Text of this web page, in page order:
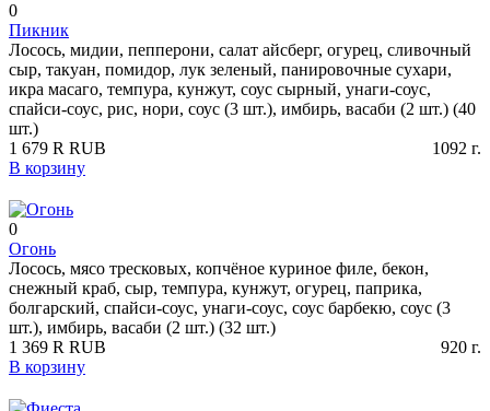
0
Пикник
Лосось, мидии, пепперони, салат айсберг, огурец, сливочный
сыр, такуан, помидор, лук зеленый, панировочные сухари,
икра масаго, темпура, кунжут, соус сырный, унаги-соус,
спайси-соус, рис, нори, соус (3 шт.), имбирь, васаби (2 шт.) (40
шт.)
1 679 R RUB 1092 г.
В корзину
0
Огонь
Лосось, мясо тресковых, копчёное куриное филе, бекон,
снежный краб, сыр, темпура, кунжут, огурец, паприка,
болгарский, спайси-соус, унаги-соус, соус барбекю, соус (3
шт.), имбирь, васаби (2 шт.) (32 шт.)
1 369 R RUB 920 г.
В корзину